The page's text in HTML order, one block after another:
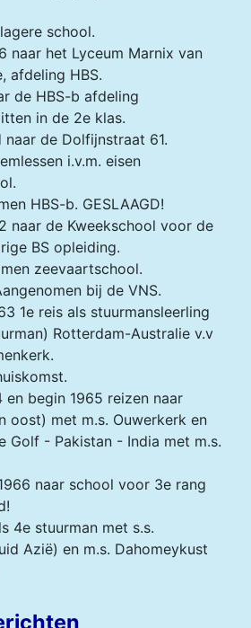
school.
naar het Lyceum Marnix van
afdeling HBS.
de HBS-b afdeling
in de 2e klas.
naar de Dolfijnstraat 61.
i.v.m. eisen
HBS-b. GESLAAGD!
naar de Kweekschool voor de
BS opleiding.
zeevaartschool.
bij de VNS.
1e reis als stuurmansleerling
Rotterdam-Australie v.v
en begin 1965 reizen naar
oost) met m.s. Ouwerkerk en
Golf - Pakistan - India met m.s.
naar school voor 3e rang
4e stuurman met s.s.
Azië) en m.s. Dahomeykust